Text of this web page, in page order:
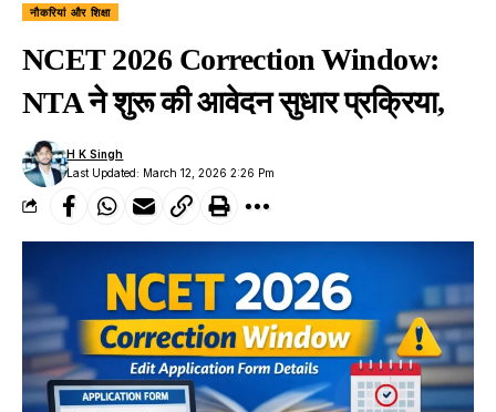
नौकरियां और शिक्षा
NCET 2026 Correction Window:
NTA ने शुरू की आवेदन सुधार प्रक्रिया,
Last Updated: March 12, 2026 2:26 Pm
H K Singh